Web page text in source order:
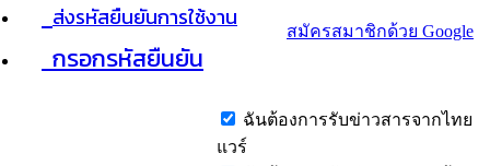
ส่งรหัสยืนยันการใช้งาน
กรอกรหัสยืนยัน
สมัครสมาชิกด้วย Google
ฉันต้องการรับข่าวสารจากไทย
แวร์